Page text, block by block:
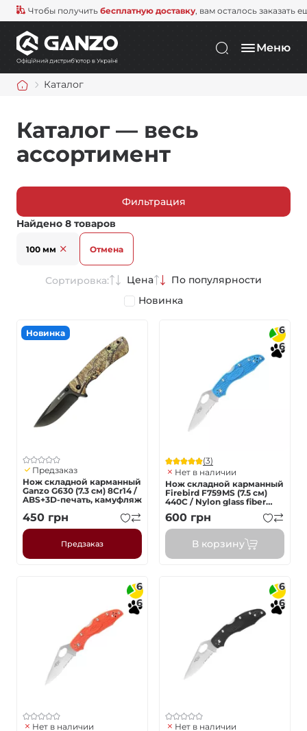
Чтобы получить бесплатную доставку, вам осталось заказать
Меню
Каталог
Каталог — весь
ассортимент
Фильтрация
Найдено 8 товаров
100 мм Отмена
Сортировка: Цена
По популярности
Новинка
Новинка
Предзаказ
Нож складной карманный
Ganzo G630 (7.3 см) 8Cr14 /
ABS+3D-печать, камуфляж
450 грн
Предзаказ
6
6
(3)
Нет в наличии
Нож складной карманный
Firebird F759MS (7.5 см)
440C / Nylon glass fiber
голубой
600 грн
В корзину
6
6
Нет в наличии
6
6
Нет в наличии